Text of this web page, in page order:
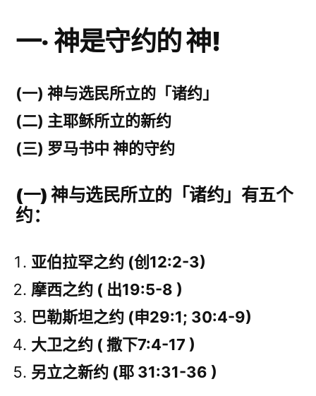
一‧ 神是守约的 神!
(一) 神与选民所立的「诸约」
(二) 主耶稣所立的新约
(三) 罗马书中 神的守约
(一) 神与选民所立的「诸约」有五个
约：
亚伯拉罕之约 (创12:2-3)
摩西之约 ( 出19:5-8 )
巴勒斯坦之约 (申29:1; 30:4-9)
大卫之约 ( 撒下7:4-17 )
另立之新约 (耶 31:31-36 )